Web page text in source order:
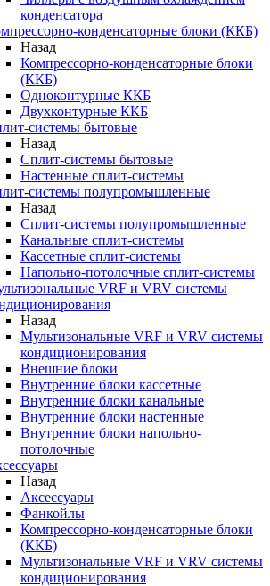
конденсатора
конденсаторные блоки (ККБ)
Назад
Компрессорно-конденсаторные блоки
(ККБ)
Одноконтурные ККБ
Двухконтурные ККБ
системы бытовые
Назад
Сплит-системы бытовые
Настенные сплит-системы
системы полупромышленные
Назад
Сплит-системы полупромышленные
Канальные сплит-системы
Кассетные сплит-системы
Напольно-потолочные сплит-системы
VRF и VRV системы
Назад
Мультизональные VRF и VRV системы
кондиционирования
Внешние блоки
Внутренние блоки кассетные
Внутренние блоки канальные
Внутренние блоки настенные
Внутренние блоки напольно-
потолочные
Назад
Аксессуары
Фанкойлы
Компрессорно-конденсаторные блоки
(ККБ)
Мультизональные VRF и VRV системы
кондиционирования